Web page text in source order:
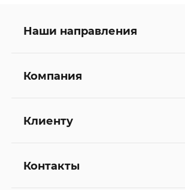
Наши направления
Компания
Клиенту
Контакты